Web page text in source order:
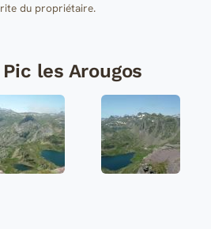
du propriétaire.
les Arougos